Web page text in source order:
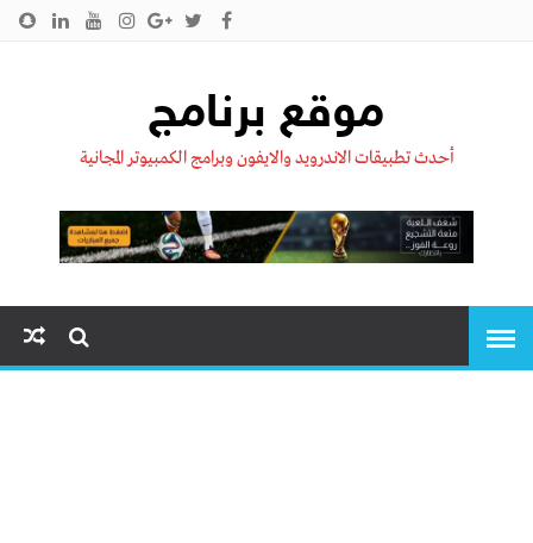
موقع برنامج
أحدث تطبيقات الاندرويد والايفون وبرامج الكمبيوتر المجانية